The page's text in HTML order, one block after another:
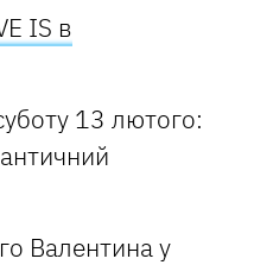
IS в
Валентина у